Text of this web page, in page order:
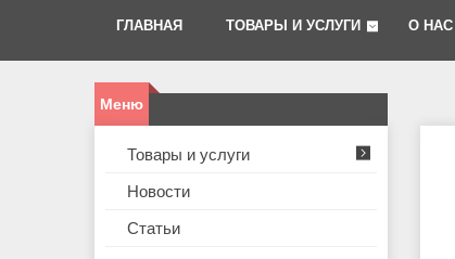
ГЛАВНАЯ ТОВАРЫ И УСЛУГИ О НАС
Товары и услуги
Новости
Статьи